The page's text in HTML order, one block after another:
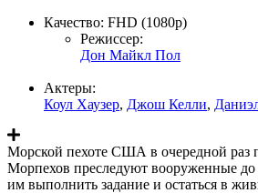
Качество: FHD (1080p)
Режиссер:
Дон Майкл Пол
Актеры:
Коул Хаузер, Джош Келли,
Морской пехоте США в очередной раз
Морпехов преследуют вооруженные до
им выполнить задание и остаться в